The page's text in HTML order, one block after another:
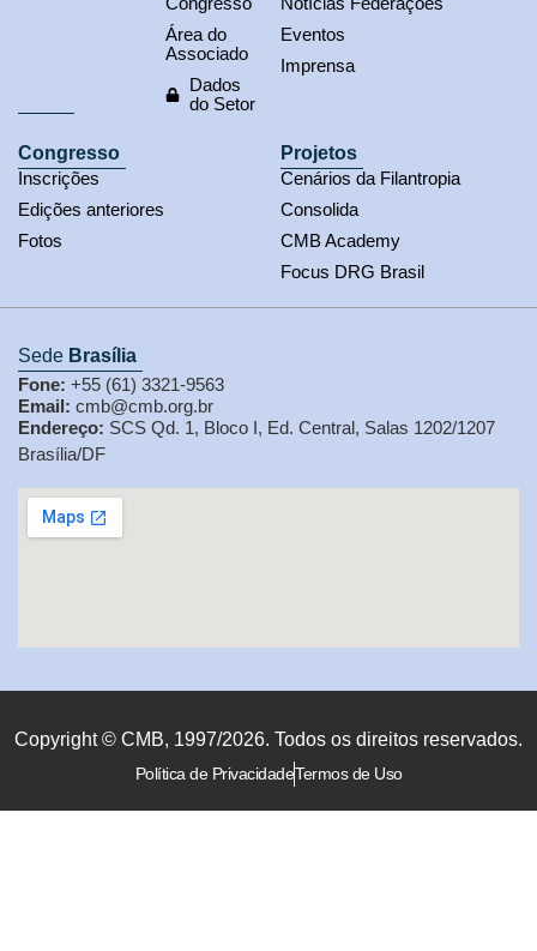
Área do
Associado
Dados
do Setor
Eventos
Imprensa
Congresso
Inscrições
Edições anteriores
Fotos
Projetos
Cenários da Filantropia
Consolida
CMB Academy
Focus DRG Brasil
Sede Brasília
Fone: +55 (61) 3321-9563
Email: cmb@cmb.org.br
Endereço: SCS Qd. 1, Bloco I, Ed. Central, Salas 1202/1207
Brasília/DF
Copyright © CMB, 1997/2026. Todos os direitos reservados.
Política de PrivacidadeTermos de Uso